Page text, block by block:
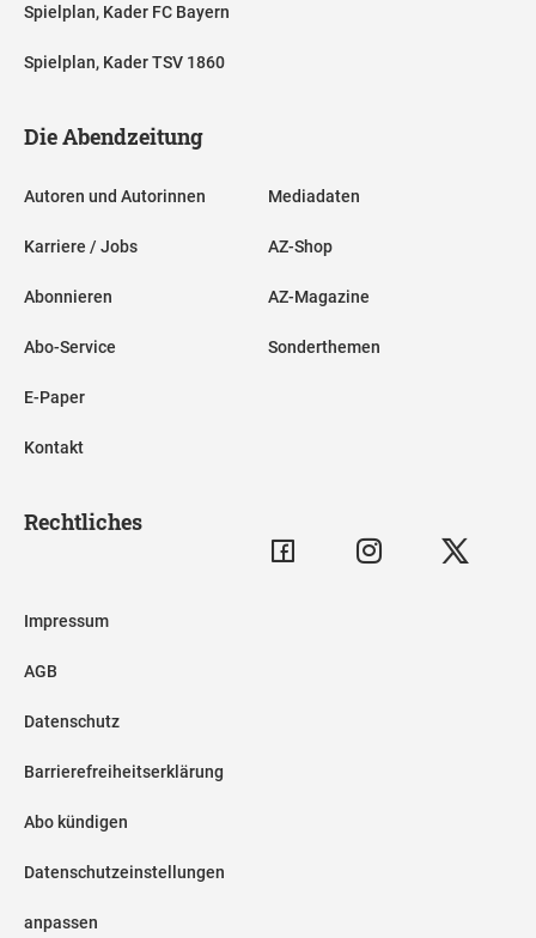
Spielplan, Kader FC Bayern
Spielplan, Kader TSV 1860
Die Abendzeitung
Autoren und Autorinnen
Karriere / Jobs
Abonnieren
Abo-Service
E-Paper
Kontakt
Mediadaten
AZ-Shop
AZ-Magazine
Sonderthemen
Rechtliches
Impressum
AGB
Datenschutz
Barrierefreiheitserklärung
Abo kündigen
Datenschutzeinstellungen
anpassen